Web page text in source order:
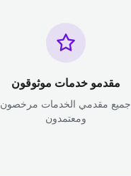
مقدمو خدمات موثوقون
جميع مقدمي الخدمات مرخصون
ومعتمدون